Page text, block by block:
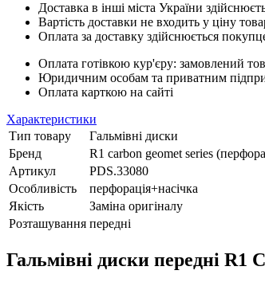
Доставка в інші міста України
Вартість доставки не входить у ціну
Оплата за доставку здійснюється
Оплата готівкою кур'єру: замовлений
Юридичним особам та приватним
Оплата карткою на сайті
Характеристики
Тип товару
Гальмівні диски
Бренд
R1 carbon geomet series
Артикул
PDS.33080
Особливість
перфорація+насічка
Якість
Заміна оригіналу
Розташування передні
Гальмівні диски передні R1